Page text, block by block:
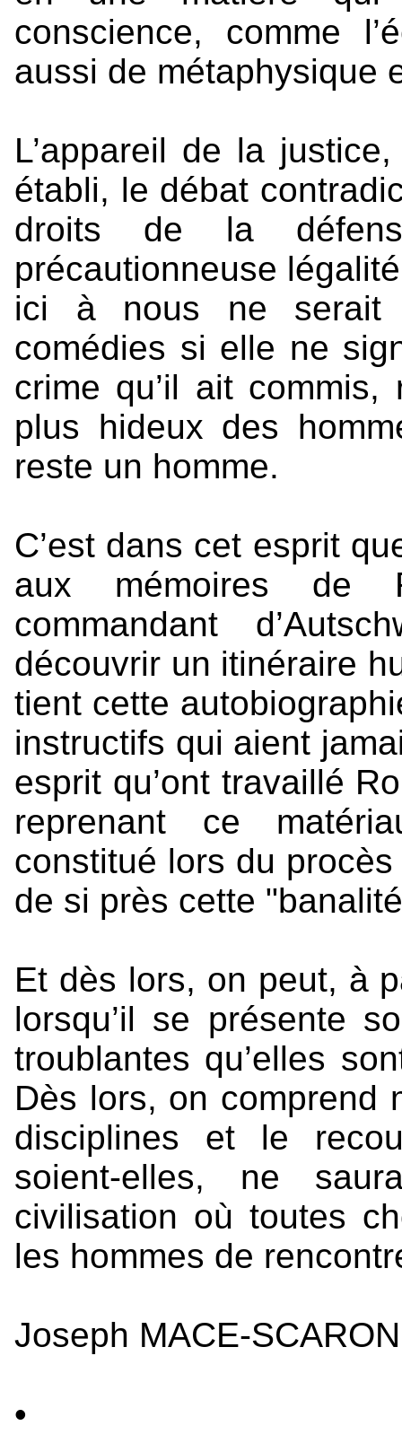
conscience, comme
aussi de métaphysique
L’appareil de la
établi, le débat
droits de la
précautionneuse
ici à nous ne serait
comédies si elle ne
crime qu’il ait commis,
plus hideux des
reste un homme.
C’est dans cet esprit
aux mémoires de
commandant
découvrir un itinéraire
tient cette
instructifs qui aient
esprit qu’ont travaillé
reprenant ce
constitué lors du
de si près cette
Et dès lors, on peut, à
lorsqu’il se présente
troublantes qu’elles
Dès lors, on comprend
disciplines et le
soient-elles, ne
civilisation où toutes
les hommes de
Joseph MACE-
•